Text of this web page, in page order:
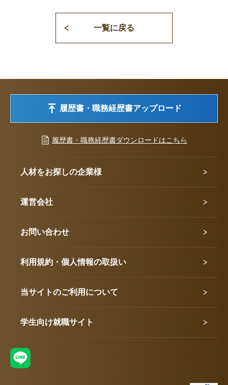
一覧に戻る
履歴書・職務経歴書アップロード
履歴書・職務経歴書ダウンロードはこちら
人材をお探しの企業様
運営会社
お問い合わせ
利用規約・個人情報の取扱い
当サイトのご利用について
学生向け就職サイト